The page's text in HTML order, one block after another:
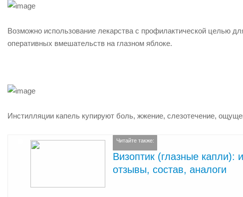
Возможно использование лекарства с профилактической целью
оперативных вмешательств на глазном яблоке.
Инстилляции капель купируют боль, жжение, слезотечение,
Читайте также:
Визоптик (глазные капли):
отзывы, состав, аналоги